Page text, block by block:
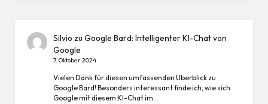
Silvio zuGoogle Bard: Intelligenter KI-Chat von
Google
7. Oktober 2024
Vielen Dank für diesen umfassenden Überblick zu
Google Bard! Besonders interessant finde ich, wie sich
Google mit diesem KI-Chat im…